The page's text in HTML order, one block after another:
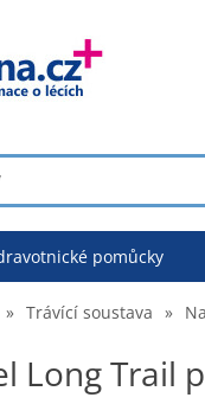
pomůcky
» Trávící soustava »
Long Trail